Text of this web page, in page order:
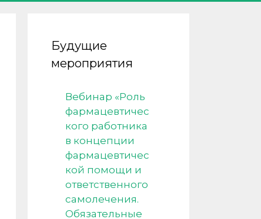
Будущие
мероприятия
Вебинар «Роль
фармацевтичес
кого работника
в концепции
фармацевтичес
кой помощи и
ответственного
самолечения.
Обязательные